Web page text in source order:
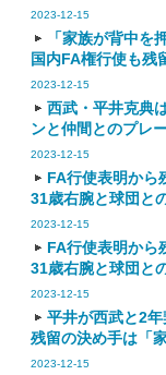
2023-12-15
「家族が背中を
国内FA権行使も残
2023-12-15
西武・平井克典
ンと仲間とのプレ
2023-12-15
FA行使表明から
31歳右腕と球団と
2023-12-15
FA行使表明から
31歳右腕と球団と
2023-12-15
平井が西武と2
残留の決め手は「
2023-12-15